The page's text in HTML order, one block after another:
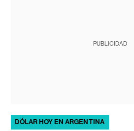
PUBLICIDAD
DÓLAR HOY EN ARGENTINA